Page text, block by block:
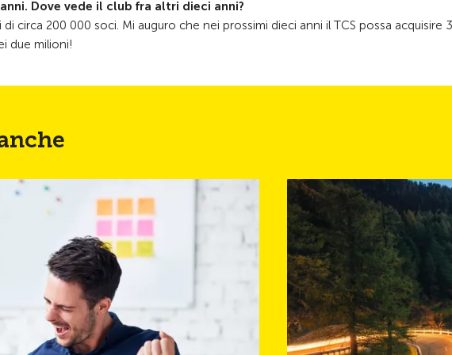
Dove vede il club fra altri dieci anni?
di circa 200 000 soci. Mi auguro che nei prossimi dieci anni il TCS possa acquisire
due milioni!